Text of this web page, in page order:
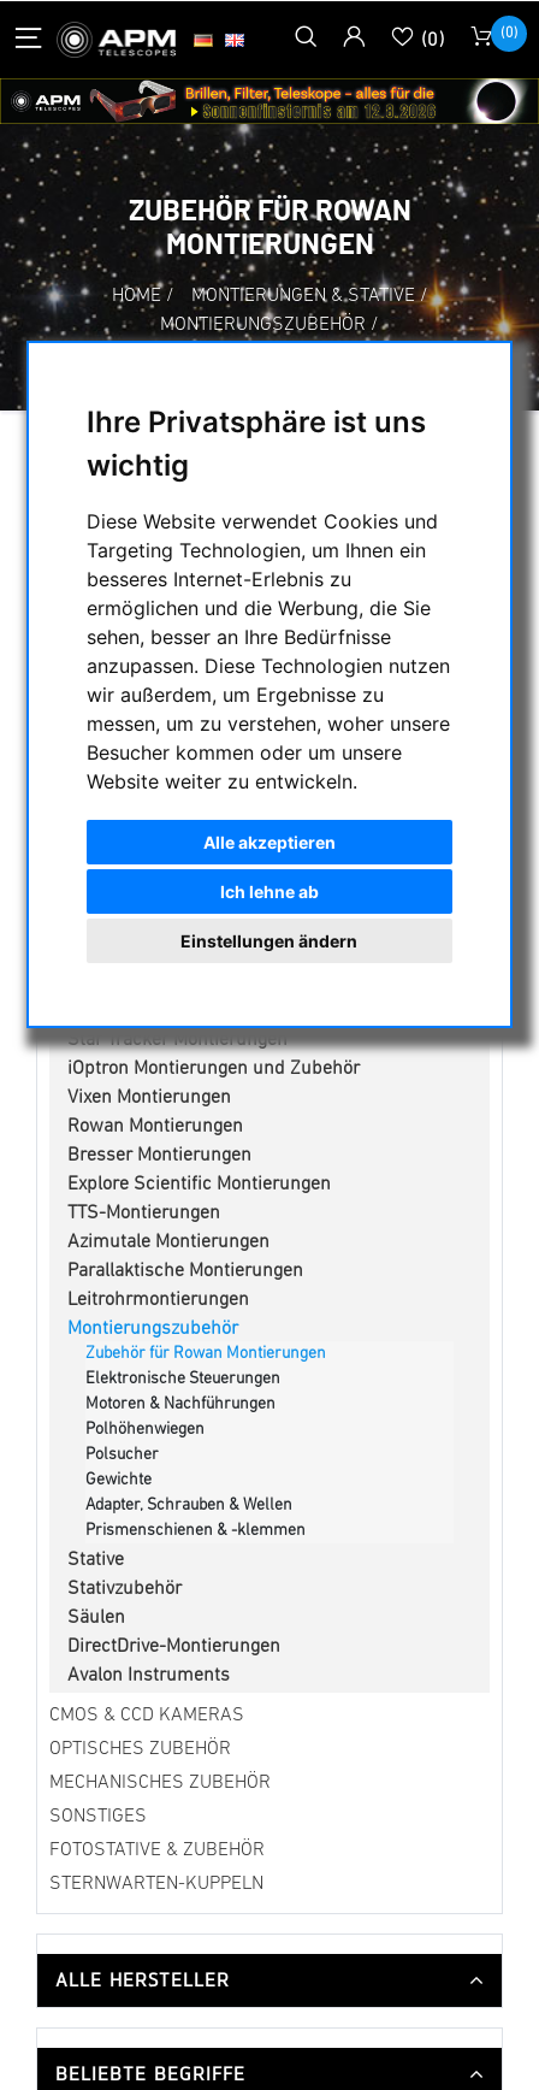
Ihre Privatsphäre ist uns
wichtig
Diese Website verwendet Cookies und
Targeting Technologien, um Ihnen ein
besseres Internet-Erlebnis zu
ermöglichen und die Werbung, die Sie
sehen, besser an Ihre Bedürfnisse
anzupassen. Diese Technologien nutzen
wir außerdem, um Ergebnisse zu
messen, um zu verstehen, woher unsere
Besucher kommen oder um unsere
Website weiter zu entwickeln.
Alle akzeptieren
Ich lehne ab
Einstellungen ändern
(0) (0)
ZUBEHÖR FÜR ROWAN
MONTIERUNGEN
HOME / MONTIERUNGEN & STATIVE /
MONTIERUNGSZUBEHÖR /
AUSWAHL
KATEGORIEN
NACHTSICHTGERÄTE , WÄRMEKAMERAS &
ENTFERNUNGSMESSER
AKTUELLE ANGEBOTE
ASTROPROFESSIONAL TELESCOPES
SECONDHAND & LAGERBESTAND
APM PRODUKTE
SONNENBEOBACHTUNG
TELESKOPE
MONTIERUNGEN & STATIVE
Star Tracker Montierungen
iOptron Montierungen und Zubehör
Vixen Montierungen
Rowan Montierungen
Bresser Montierungen
Explore Scientific Montierungen
TTS-Montierungen
Azimutale Montierungen
Parallaktische Montierungen
Leitrohrmontierungen
Montierungszubehör
Zubehör für Rowan Montierungen
Elektronische Steuerungen
Motoren & Nachführungen
Polhöhenwiegen
Polsucher
Gewichte
Adapter, Schrauben & Wellen
Prismenschienen & -klemmen
Stative
Stativzubehör
Säulen
DirectDrive-Montierungen
Avalon Instruments
CMOS & CCD KAMERAS
OPTISCHES ZUBEHÖR
MECHANISCHES ZUBEHÖR
SONSTIGES
FOTOSTATIVE & ZUBEHÖR
STERNWARTEN-KUPPELN
ALLE HERSTELLER
BELIEBTE BEGRIFFE